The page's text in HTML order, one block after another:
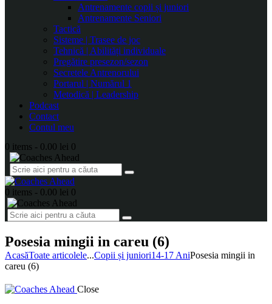
Antrenamente copii și juniori
Antrenamente Seniori
Tactică
Sisteme | Trasee de joc
Tehnică | Abilități individuale
Pregătire presezon/sezon
Secretele Antrenorului
Portarul | Numărul 1
Metodică | Leadership
Podcast
Contact
Contul meu
0 items - 0.00 lei 0
0 items - 0.00 lei 0
Posesia mingii in careu (6)
AcasăToate articolele...Copii și juniori14-17 AniPosesia mingii in
careu (6)
Close